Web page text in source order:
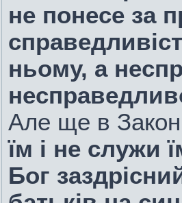
не понесе за
ньому, а
Але ще в
їм і не служи
Бог